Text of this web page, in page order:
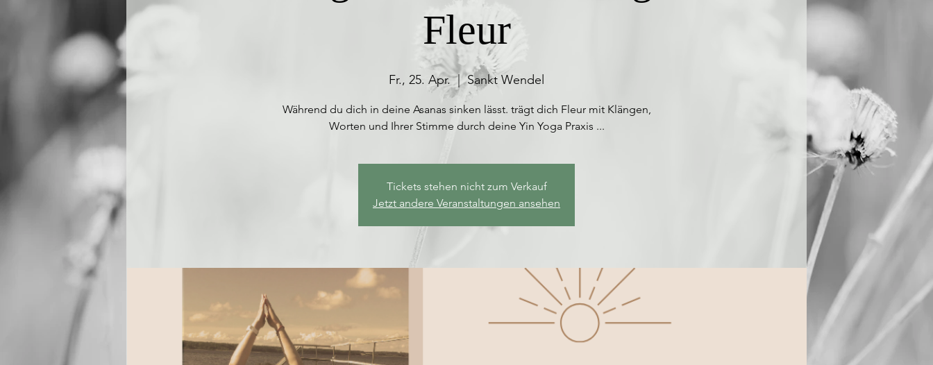
Fleur
Fr., 25. Apr.
  |
Sankt Wendel
Während du dich in deine Asanas sinken lässt. trägt dich Fleur mit Klängen,
Worten und Ihrer Stimme durch deine Yin Yoga Praxis ...
Tickets stehen nicht zum Verkauf
Jetzt andere Veranstaltungen ansehen